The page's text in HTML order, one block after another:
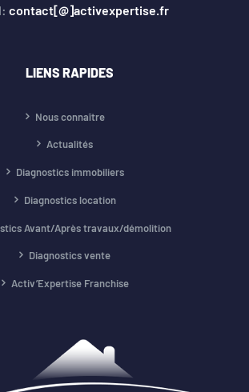
contact[@]activexpertise.fr
LIENS RAPIDES
Nous connaître
Actualités
Diagnostics immobiliers
Diagnostics location
Avant/Après travaux/démolition
Diagnostics vente
Activ’Expertise Franchise